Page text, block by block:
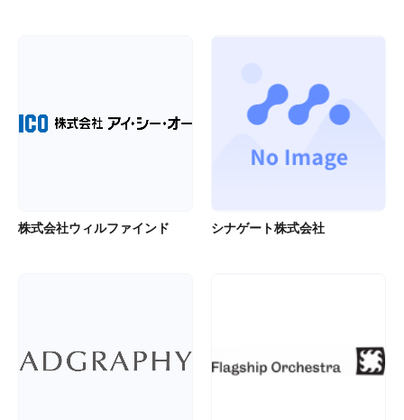
株式会社ウィルファインド シナゲート株式会社